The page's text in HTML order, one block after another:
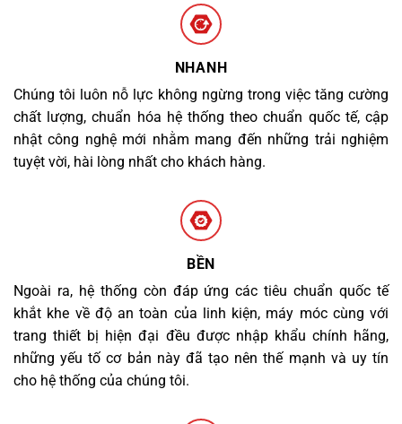
NHANH
Chúng tôi luôn nỗ lực không ngừng trong việc tăng cường
chất lượng, chuẩn hóa hệ thống theo chuẩn quốc tế, cập
nhật công nghệ mới nhằm mang đến những trải nghiệm
tuyệt vời, hài lòng nhất cho khách hàng.
BỀN
Ngoài ra, hệ thống còn đáp ứng các tiêu chuẩn quốc tế
khắt khe về độ an toàn của linh kiện, máy móc cùng với
trang thiết bị hiện đại đều được nhập khẩu chính hãng,
những yếu tố cơ bản này đã tạo nên thế mạnh và uy tín
cho hệ thống của chúng tôi.